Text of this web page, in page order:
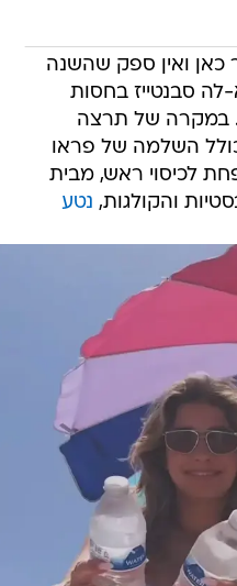
כאן ואין ספק שהשנה
לה סבנטייז בחסות
במקרה של תרצה
השלמה של פראו
לכיסוי ראש, מבית
והקולגות, נטע